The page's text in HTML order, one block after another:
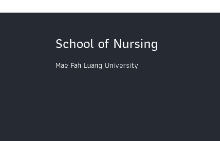
School of Nursing
Mae Fah Luang University